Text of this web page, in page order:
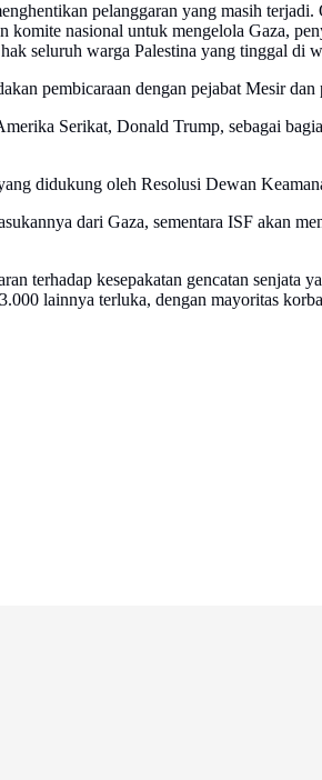
pelanggaran yang masih
nasional untuk mengelola Gaza,
seluruh warga Palestina yang tinggal di
pembicaraan dengan pejabat Mesir
Serikat, Donald Trump, sebagai
didukung oleh Resolusi Dewan
dari Gaza, sementara ISF akan
terhadap kesepakatan gencatan senjata
lainnya terluka, dengan mayoritas